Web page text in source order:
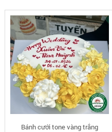
Bánh cưới tone vàng trắng